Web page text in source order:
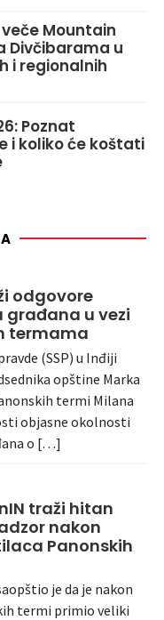
Mountain
Divčibarama u
i regionalnih
Poznat
i koliko će koštati
odgovore
građana u vezi
termama
(SSP) u Inđiji
opštine Marka
termi Milana
objasne okolnosti
o […]
traži hitan
nakon
Panonskih
je da je nakon
termi primio veliki